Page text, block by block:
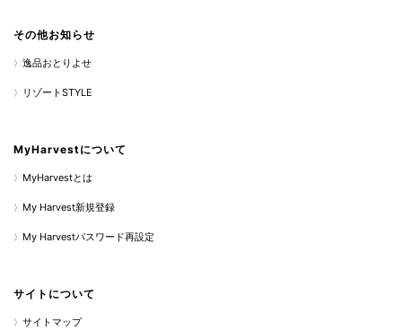
その他お知らせ
逸品おとりよせ
リゾートSTYLE
MyHarvestについて
MyHarvestとは
My Harvest新規登録
My Harvestパスワード再設定
サイトについて
サイトマップ